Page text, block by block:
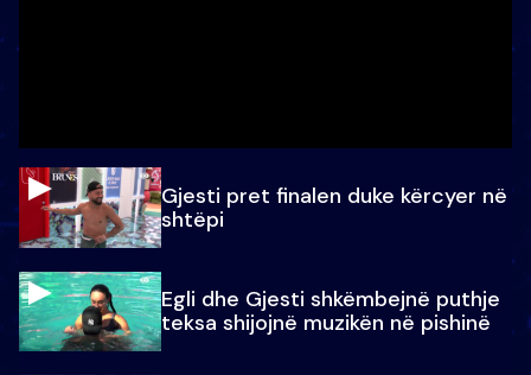
Gjesti pret finalen duke kërcyer në
shtëpi
Egli dhe Gjesti shkëmbejnë puthje
teksa shijojnë muzikën në pishinë